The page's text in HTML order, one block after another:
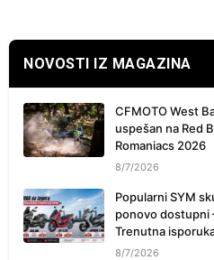
NOVOSTI IZ MAGAZINA
CFMOTO West
uspešan na Red
Romaniacs 2026
8/7/2026
Popularni SYM
ponovo dostupni
Trenutna
8/7/2026